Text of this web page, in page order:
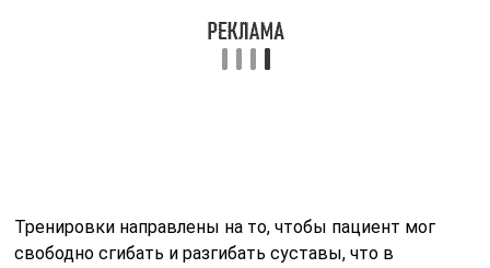
Тренировки направлены на то, чтобы пациент мог
свободно сгибать и разгибать суставы, что в